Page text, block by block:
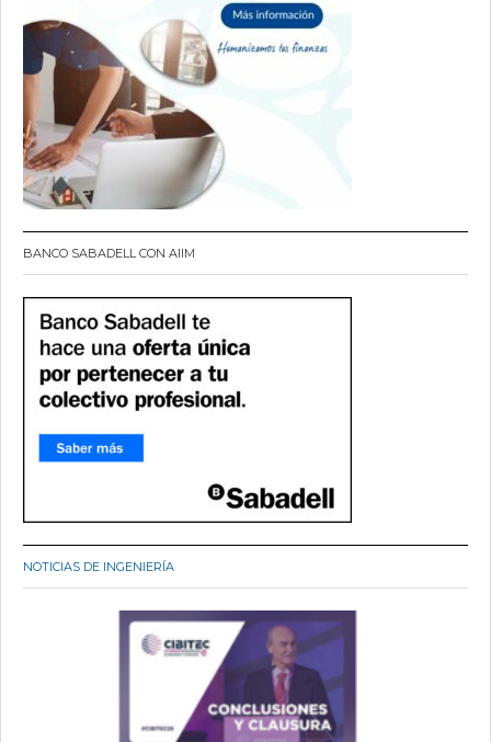
BANCO SABADELL CON AIIM
NOTICIAS DE INGENIERÍA